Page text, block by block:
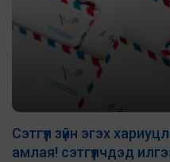
Сэтгүүл зүйн эгэх
амлая! сэтгүүлчдэд